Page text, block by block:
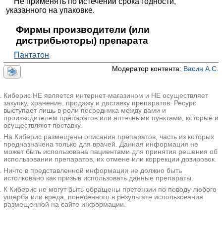
указанного на упаковке.
Фирмы производители (или
дистрибьюторы) препарата
Пантатон
Модератор контента: Васин А.С.
Киберис НЕ является интернет-магазином и НЕ осуществляет
закупку, хранение, продажу и доставку препаратов. Ресурс
выступает лишь в роли посредника между вами и
производителем препаратов или аптечными пунктами, которые и
осуществляют поставку.
На Киберис размещены описания препаратов, часть из которых
предназначена только для врачей. Данная информация не
может быть использована пациентами для принятия решения об
использовании препаратов, их отмене или коррекции дозировок.
Ничто в представленной информации не должно быть
истолковано как призыв использовать данные препараты.
К Киберис не могут быть обращены претензии по поводу любого
ущерба или вреда, понесенного в результате использования
размещенной на сайте информации.